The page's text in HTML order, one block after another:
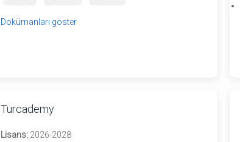
Dokümanları göster
Turcademy
Lisans: 2026-2028